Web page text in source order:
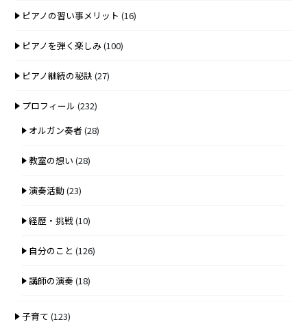
ピアノの習い事メリット (16)
ピアノを弾く楽しみ(100)
ピアノ継続の秘訣 (27)
プロフィール (232)
オルガン奏者 (28)
教室の想い (28)
演奏活動(23)
経歴・挑戦(10)
自分のこと (126)
講師の演奏(18)
子育て (123)